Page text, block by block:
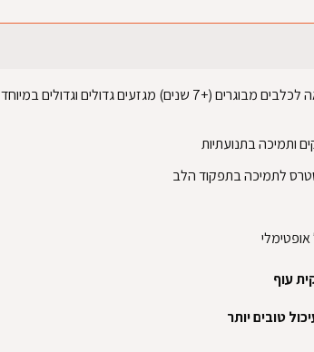
‏נוסחת עוף מלאה לכלבים מבוגרים (+7 שנים) מגזעים גדולים וגדולים במיוחד
ותמיכה בתנועתיות‏
לתמיכה בתפקוד הלב‏
עוף
טובים יותר